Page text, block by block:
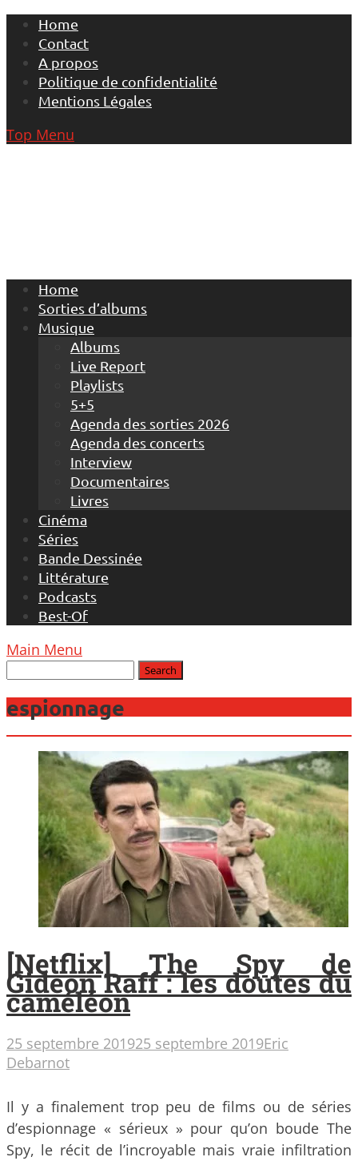
Skip
content
Home
Contact
A propos
Politique de confidentialité
Mentions Légales
Top Menu
Home
Sorties d’albums
Musique
Albums
Live Report
Playlists
5+5
Agenda des sorties 2026
Agenda des concerts
Interview
Documentaires
Livres
Cinéma
Séries
Bande Dessinée
Littérature
Podcasts
Best-Of
Main Menu
espionnage
[Netflix] The Spy de
Gideon Raff : les doutes du
caméléon
25 septembre 201925 septembre 2019Eric
Debarnot
Il y a finalement trop peu de films ou de séries
d’espionnage « sérieux » pour qu’on boude The
Spy, le récit de l’incroyable mais vraie infiltration